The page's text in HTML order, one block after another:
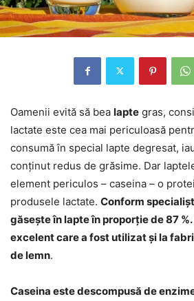
Oamenii evită să bea lapte gras,
lactate este cea mai periculoasă
consumă în special lapte degresat,
conținut redus de grăsime. Dar
element periculos – caseina – o
produsele lactate. Conform
găsește în lapte în proporție de 87
excelent care a fost utilizat și la
de lemn.
Caseina este descompusă de